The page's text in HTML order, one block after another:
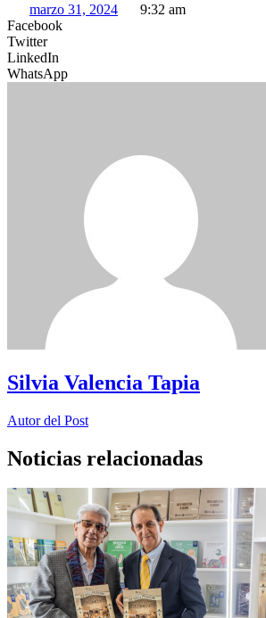
marzo 31, 2024
9:32 am
Facebook
Twitter
LinkedIn
WhatsApp
Silvia Valencia Tapia
Autor del Post
Noticias relacionadas